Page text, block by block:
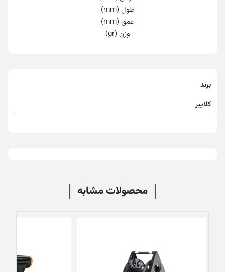
طول (mm)
عمق (mm)
وزن (gr)
برند
کلایبر
محصولات مشابه